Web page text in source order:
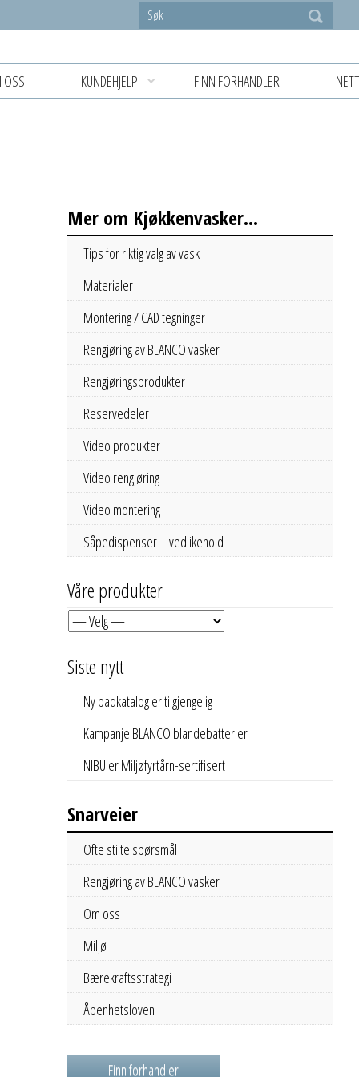
KUNDEHJELP FINN FORHANDLER
Mer om Kjøkkenvasker...
Tips for riktig valg av vask
Materialer
Montering / CAD tegninger
Rengjøring av BLANCO vasker
Rengjøringsprodukter
Reservedeler
Video produkter
Video rengjøring
Video montering
Såpedispenser – vedlikehold
Våre produkter
Siste nytt
Ny badkatalog er tilgjengelig
Kampanje BLANCO blandebatterier
NIBU er Miljøfyrtårn-sertifisert
Snarveier
Ofte stilte spørsmål
Rengjøring av BLANCO vasker
Om oss
Miljø
Bærekraftsstrategi
Åpenhetsloven
Finn forhandler